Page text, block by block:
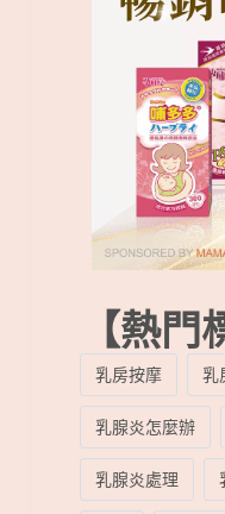
【熱門
乳房按摩 乳
乳腺炎怎麼辦
乳腺炎處理